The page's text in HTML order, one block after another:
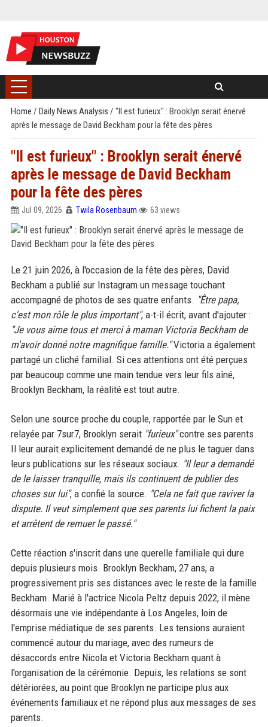
Home / Daily News Analysis / "Il est furieux" : Brooklyn serait énervé
après le message de David Beckham pour la fête des pères
"Il est furieux" : Brooklyn serait énervé
après le message de David Beckham
pour la fête des pères
Jul 09, 2026 Twila Rosenbaum 63 views
Le 21 juin 2026, à l'occasion de la fête des pères, David
Beckham a publié sur Instagram un message touchant
accompagné de photos de ses quatre enfants. "Être papa,
c'est mon rôle le plus important", a-t-il écrit, avant d'ajouter :
"Je vous aime tous et merci à maman Victoria Beckham de
m'avoir donné notre magnifique famille."Victoria a également
partagé un cliché familial. Si ces attentions ont été perçues
par beaucoup comme une main tendue vers leur fils aîné,
Brooklyn Beckham, la réalité est tout autre.
Selon une source proche du couple, rapportée par le Sun et
relayée par 7sur7, Brooklyn serait "furieux"contre ses parents.
Il leur aurait explicitement demandé de ne plus le taguer dans
leurs publications sur les réseaux sociaux. "Il leur a demandé
de le laisser tranquille, mais ils continuent de publier des
choses sur lui", a confié la source. "Cela ne fait que raviver la
dispute. Il veut simplement que ses parents lui fichent la paix
et arrêtent de remuer le passé."
Cette réaction s'inscrit dans une querelle familiale qui dure
depuis plusieurs mois. Brooklyn Beckham, 27 ans, a
progressivement pris ses distances avec le reste de la famille
Beckham. Marié à l'actrice Nicola Peltz depuis 2022, il mène
désormais une vie indépendante à Los Angeles, loin de
l'emprise médiatique de ses parents. Les tensions auraient
commencé autour du mariage, avec des rumeurs de
désaccords entre Nicola et Victoria Beckham quant à
l'organisation de la cérémonie. Depuis, les relations se sont
détériorées, au point que Brooklyn ne participe plus aux
événements familiaux et ne répond plus aux messages de ses
parents.